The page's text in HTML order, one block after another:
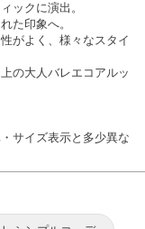
ックに演出。
た印象へ。
がよく、様々なスタイ
の大人バレエコアルッ
サイズ表示と多少異な